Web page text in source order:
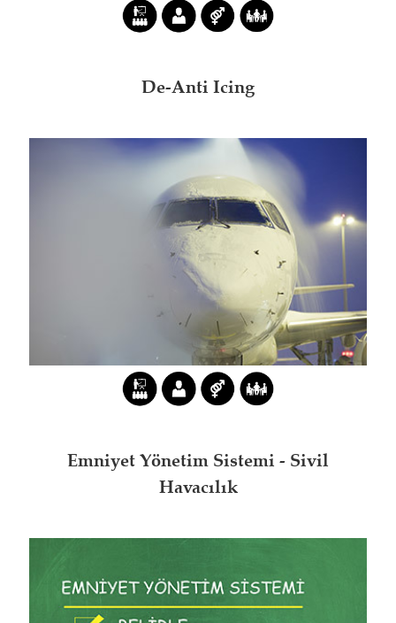
De-Anti Icing
Emniyet Yönetim Sistemi - Sivil
Havacılık